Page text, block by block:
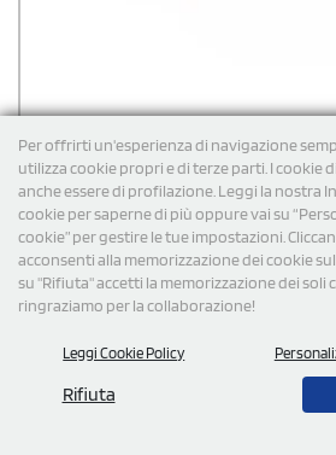
Per offrirti un'esperienza di navigazione
utilizza cookie propri e di terze parti. I cookie
anche essere di profilazione. Leggi la nostra
cookie per saperne di più oppure vai su
cookie” per gestire le tue impostazioni.
acconsenti alla memorizzazione dei cookie
su "Rifiuta" accetti la memorizzazione dei soli
ringraziamo per la collaborazione!
Leggi Cookie Policy
Rifiuta
Ombrello manico legno in vari colori
Ombrello manico legno in vari colori
polyestere, da 105 cm di diametro, con
4,62cad. iva esclusa per 100 pz
Spedizione gratuita